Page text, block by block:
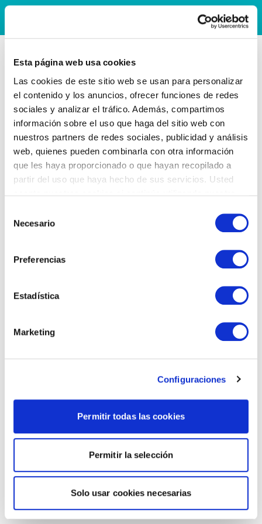
Esta página web usa cookies
Las cookies de este sitio web se usan para personalizar
el contenido y los anuncios, ofrecer funciones de redes
sociales y analizar el tráfico. Además, compartimos
información sobre el uso que haga del sitio web con
nuestros partners de redes sociales, publicidad y análisis
web, quienes pueden combinarla con otra información
que les haya proporcionado o que hayan recopilado a
partir del uso que haya hecho de sus servicios. Usted
Necesario
Preferencias
Estadística
Marketing
Configuraciones
Permitir todas las cookies
Permitir la selección
Solo usar cookies necesarias